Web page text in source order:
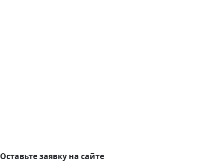
Оставьте заявку на сайте